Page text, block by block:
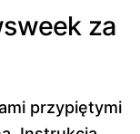
za
przypiętymi